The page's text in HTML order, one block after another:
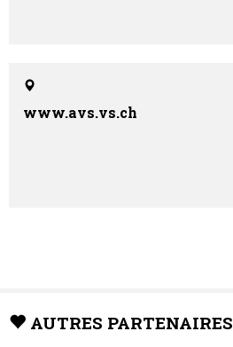
www.avs.vs.ch
AUTRES PARTENAIRES